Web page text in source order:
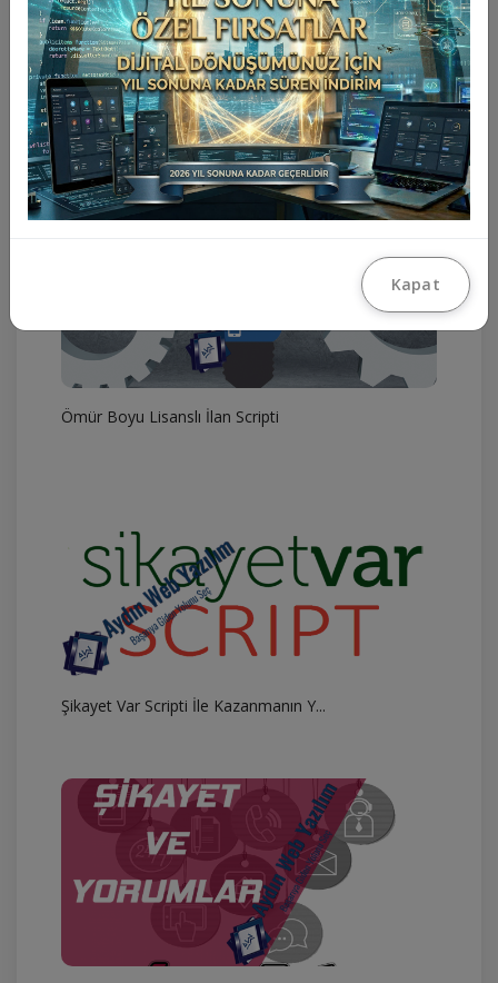
Sahibinden.Com Benzeri İlan Scripti
Ömür Boyu Lisanslı İlan Scripti
Şikayet Var Scripti İle Kazanmanın Y...
Kapat